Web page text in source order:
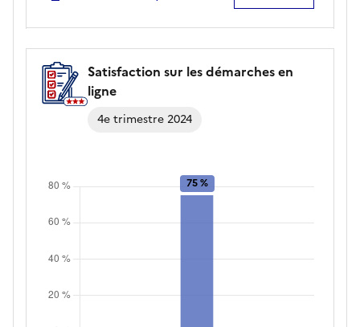
de
Satisfaction sur les démarches en
ligne
4e trimestre 2024